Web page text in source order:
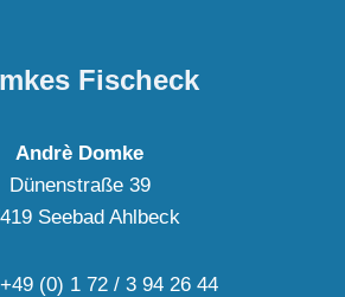
Fischeck
Andrè Domke
Dünenstraße 39
Seebad Ahlbeck
(0) 1 72 / 3 94 26 44